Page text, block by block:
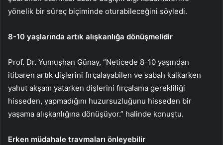
yönelik bir süreç biçiminde oturabileceğini söyledi.
8-10 yaşlarında artık alışkanlığa dönüşmelidir
Prof. Dr. Yumuşhan Günay, “Neticede 8-10 yaşından
itibaren artık dişlerini fırçalayabilen ve sabah kalkarken
yahut akşam yatarken dişlerini fırçalama gerekliliği
hisseden, yapmadığını huzursuzluğunu hisseden bir
yaşama alışkanlığına dönüşüyor.” halinde konuştu.
Erken müdahale travmaları önleyebilir